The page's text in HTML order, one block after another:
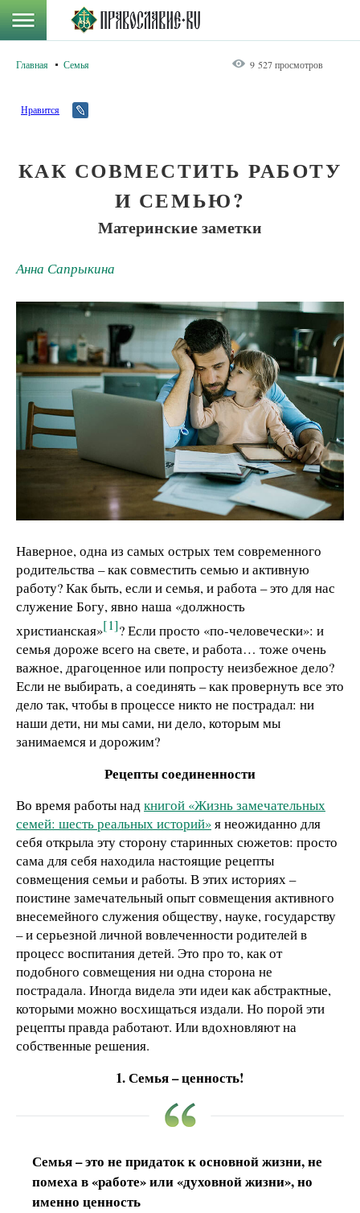
Главная Семья 9 527 просмотров
Нравится
КАК СОВМЕСТИТЬ РАБОТУ
И СЕМЬЮ?
Материнские заметки
Анна Сапрыкина
Наверное, одна из самых острых тем современного
родительства – как совместить семью и активную
работу? Как быть, если и семья, и работа – это для нас
служение Богу, явно наша «должность
христианская»[1]? Если просто «по-человечески»: и
семья дороже всего на свете, и работа… тоже очень
важное, драгоценное или попросту неизбежное дело?
Если не выбирать, а соединять – как провернуть все это
дело так, чтобы в процессе никто не пострадал: ни
наши дети, ни мы сами, ни дело, которым мы
занимаемся и дорожим?
Рецепты соединенности
Во время работы надкнигой «Жизнь замечательных
семей: шесть реальных историй»я неожиданно для
себя открыла эту сторону старинных сюжетов: просто
сама для себя находила настоящие рецепты
совмещения семьи и работы. В этих историях –
поистине замечательный опыт совмещения активного
внесемейного служения обществу, науке, государству
– и серьезной личной вовлеченности родителей в
процесс воспитания детей. Это про то, как от
подобного совмещения ни одна сторона не
пострадала. Иногда видела эти идеи как абстрактные,
которыми можно восхищаться издали. Но порой эти
рецепты правда работают. Или вдохновляют на
собственные решения.
1. Семья – ценность!
Семья – это не придаток к основной жизни, не
помеха в «работе» или «духовной жизни», но
именно ценность